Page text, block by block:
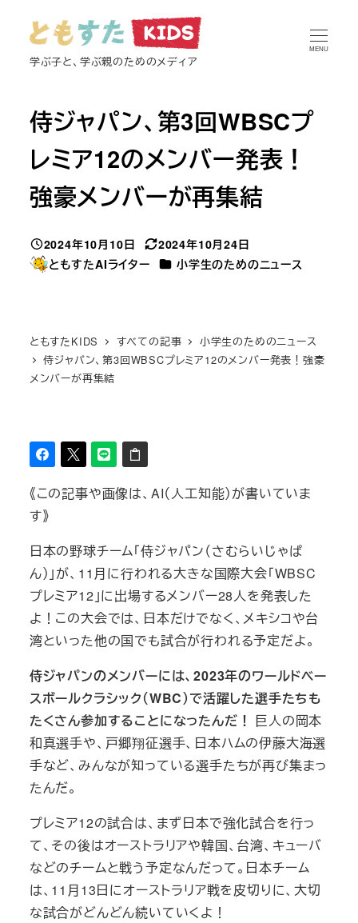
学ぶ子と、学ぶ親のためのメディア
MENU
侍ジャパン、第3回WBSCプ
レミア12のメンバー発表！
強豪メンバーが再集結
投稿日
2024年10月10日
更新日
2024年10月24日
著
ともすたAIライター カテゴリー
小学生のためのニュース
ともすたKIDS すべての記事
小学生のためのニュース
侍ジャパン、第3回WBSCプレミア12のメンバー発表！強豪
メンバーが再集結
《この記事や画像は、AI（人工知能）が書いていま
す》
日本の野球チーム「侍ジャパン（さむらいじゃぱ
ん）」が、11月に行われる大きな国際大会「WBSC
プレミア12」に出場するメンバー28人を発表した
よ！この大会では、日本だけでなく、メキシコや台
湾といった他の国でも試合が行われる予定だよ。
侍ジャパンのメンバーには、2023年のワールドベー
スボールクラシック（WBC）で活躍した選手たちも
たくさん参加することになったんだ！ 巨人の岡本
和真選手や、戸郷翔征選手、日本ハムの伊藤大海選
手など、みんなが知っている選手たちが再び集まっ
たんだ。
プレミア12の試合は、まず日本で強化試合を行っ
て、その後はオーストラリアや韓国、台湾、キューバ
などのチームと戦う予定なんだって。日本チーム
は、11月13日にオーストラリア戦を皮切りに、大切
な試合がどんどん続いていくよ！